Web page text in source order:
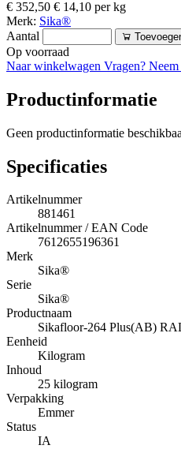
€ 352,50 € 14,10 per kg
Merk: Sika®
Aantal
Op voorraad
Naar winkelwagen Vragen?
Productinformatie
Geen productinformatie
Specificaties
Artikelnummer
881461
Artikelnummer / EAN Code
7612655196361
Merk
Sika®
Serie
Sika®
Productnaam
Sikafloor-264 Plus(AB)
Eenheid
Kilogram
Inhoud
25 kilogram
Verpakking
Emmer
Status
IA